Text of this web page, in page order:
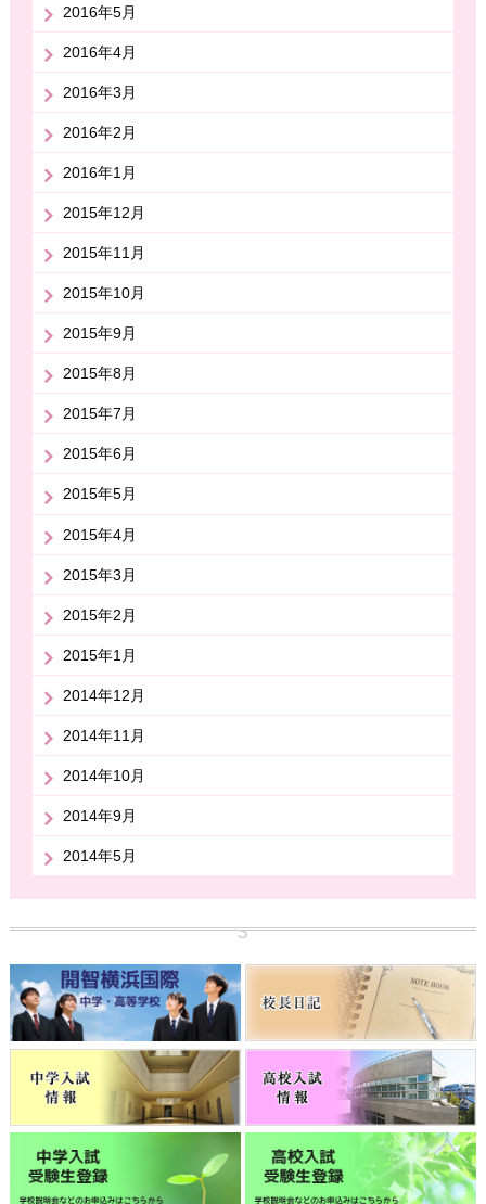
2016年5月
2016年4月
2016年3月
2016年2月
2016年1月
2015年12月
2015年11月
2015年10月
2015年9月
2015年8月
2015年7月
2015年6月
2015年5月
2015年4月
2015年3月
2015年2月
2015年1月
2014年12月
2014年11月
2014年10月
2014年9月
2014年5月